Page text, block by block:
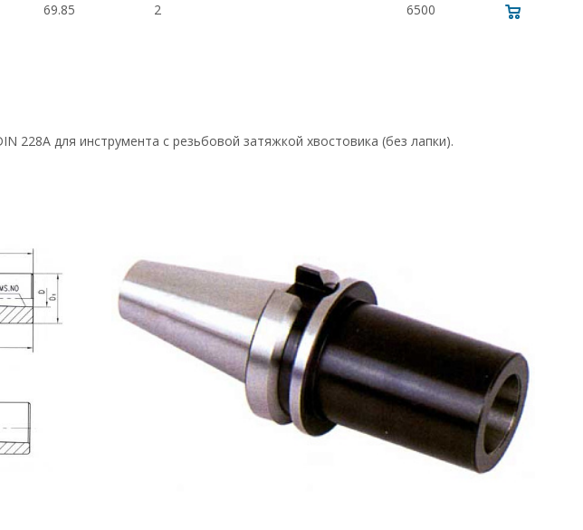
69.85 2 6500
228A для инструмента с резьбовой затяжкой хвостовика (без лапки).